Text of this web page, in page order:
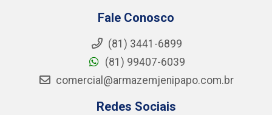
Fale Conosco
(81) 3441-6899
(81) 99407-6039
comercial@armazemjenipapo.com.br
Redes Sociais